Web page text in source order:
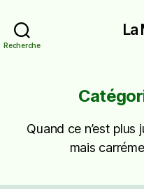
Recherche
La
Quand ce n’est plus
mais